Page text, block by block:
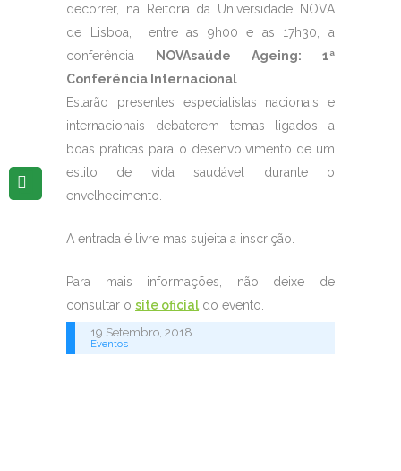
decorrer, na Reitoria da Universidade NOVA
de Lisboa, entre as 9h00 e as 17h30, a
conferência
NOVAsaúde Ageing: 1ª
Conferência Internacional
Estarão presentes especialistas nacionais e
internacionais debaterem temas ligados a
boas práticas para o desenvolvimento de um
estilo de vida saudável durante o
envelhecimento.
A entrada é livre mas sujeita a inscrição.
Para mais informações, não deixe de
consultar o site oficial do evento.
19 Setembro, 2018
Eventos